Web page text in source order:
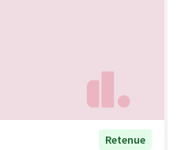
Retenue